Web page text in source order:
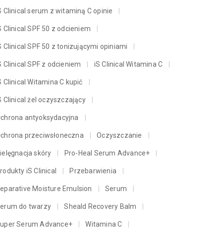
Clinical serum z witaminą C opinie
Clinical SPF 50 z odcieniem
Clinical SPF 50 z tonizującymi opiniami
Clinical SPF z odcieniem iS Clinical Witamina C
Clinical Witamina C kupić
Clinical żel oczyszczający
antyoksydacyjna
przeciwsłoneczna Oczyszczanie
skóry Pro-Heal Serum Advance+
iS Clinical Przebarwienia
Moisture Emulsion Serum
do twarzy Sheald Recovery Balm
Serum Advance+ Witamina C